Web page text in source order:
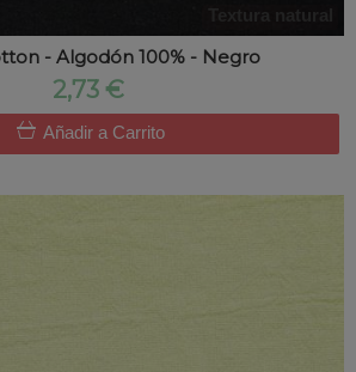
Textura natural
- Algodón 100% - Negro
2,73 €
Añadir a Carrito